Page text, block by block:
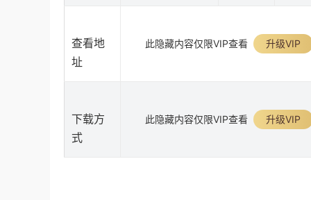
查看地
址
此隐藏内容仅限VIP查看 升级VIP
下载方
式
此隐藏内容仅限VIP查看 升级VIP